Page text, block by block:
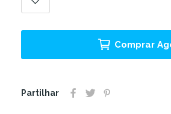
Comprar
Partilhar